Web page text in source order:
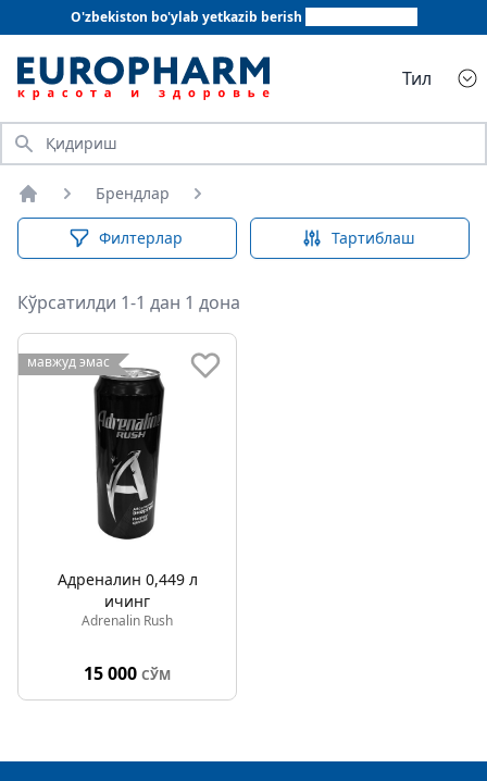
O'zbekiston bo'ylab yetkazib berish
Тил
Қидириш
Бош саҳифа
Брендлар
Филтерлар Тартиблаш
Кўрсатилди 1-1 дан 1 дона
мавжуд эмас
Адреналин 0,449 л
ичинг
Adrenalin Rush
15 000 СЎМ